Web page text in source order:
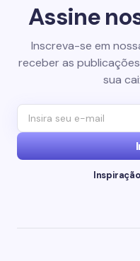
Assine
Inscreva-se em
receber as
sua